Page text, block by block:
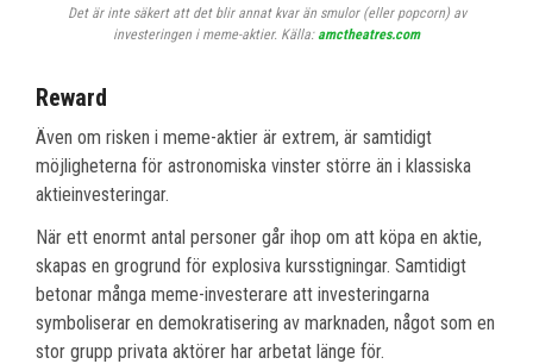
Det är inte säkert att det blir annat kvar än smulor (eller popcorn) av
investeringen i meme-aktier. Källa:amctheatres.com
Reward
Även om risken i meme-aktier är extrem, är samtidigt
möjligheterna för astronomiska vinster större än i klassiska
aktieinvesteringar.
När ett enormt antal personer går ihop om att köpa en aktie,
skapas en grogrund för explosiva kursstigningar. Samtidigt
betonar många meme-investerare att investeringarna
symboliserar en demokratisering av marknaden, något som en
stor grupp privata aktörer har arbetat länge för.